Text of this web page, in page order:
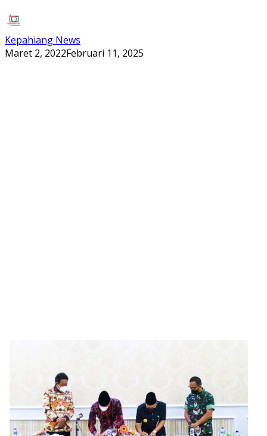
Kepahiang News
Maret 2, 2022Februari 11, 2025